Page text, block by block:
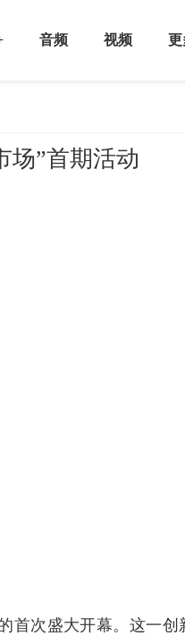
音频 视频 更
场”首期活动
首次盛大开幕。这一创